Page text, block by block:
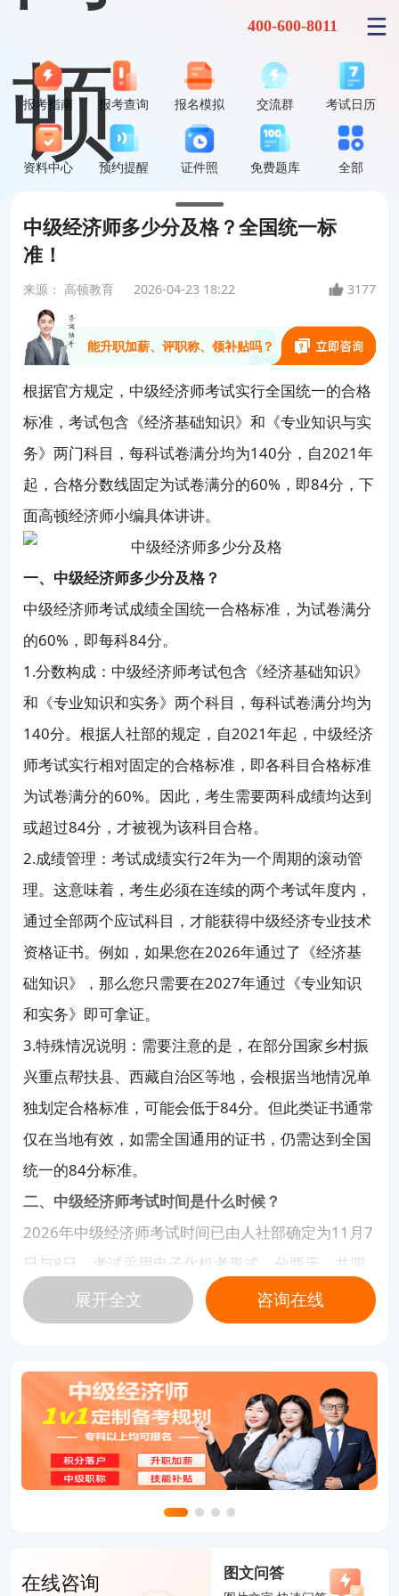
400-600-8011
报考指南 报考查询 报名模拟 交流群 考试日历
资料中心 预约提醒 证件照 免费题库 全部
中级经济师多少分及格？全国统一标
准！
来源： 高顿教育 2026-04-23 18:22 3177
中级经济师到底难不难？
能升职加薪、评职称、领补贴吗？
中级经济师选哪个专业最好考？
上班族怎么高效备考？
考过之后怎么领证、怎么评职称？
根据官方规定，中级经济师考试实行全国统一的合格
标准，考试包含《经济基础知识》和《专业知识与实
务》两门科目，每科试卷满分均为140分，自2021年
起，合格分数线固定为试卷满分的60%，即84分，下
面高顿经济师小编具体讲讲。
一、中级经济师多少分及格？
中级经济师考试成绩全国统一合格标准，为试卷满分
的60%，即每科84分。
1.分数构成：中级经济师考试包含《经济基础知识》
和《专业知识和实务》两个科目，每科试卷满分均为
140分。根据人社部的规定，自2021年起，中级经济
师考试实行相对固定的合格标准，即各科目合格标准
为试卷满分的60%。因此，考生需要两科成绩均达到
或超过84分，才被视为该科目合格。
2.成绩管理：考试成绩实行2年为一个周期的滚动管
理。这意味着，考生必须在连续的两个考试年度内，
通过全部两个应试科目，才能获得中级经济专业技术
资格证书。例如，如果您在2026年通过了《经济基
础知识》，那么您只需要在2027年通过《专业知识
和实务》即可拿证。
3.特殊情况说明：需要注意的是，在部分国家乡村振
兴重点帮扶县、西藏自治区等地，会根据当地情况单
独划定合格标准，可能会低于84分。但此类证书通常
仅在当地有效，如需全国通用的证书，仍需达到全国
统一的84分标准。
二、中级经济师考试时间是什么时候？
2026年中级经济师考试时间已由人社部确定为11月7
日与8日，考试采用电子化机考形式，分两天、共四
个批次进行。每天的上午和下午各安排一个批次，每
个批次内连续考两科。具体时间安排为：上午8:30-1
识和实务》；下午14:00-15:30考《经济基础知
识》，16:10-17:40考《专业知识和实务》。每科考
试时长90分钟，两科间隔40分钟。
考生具体参加哪一天的哪一个批次考试，是由报名系
统随机分配的，个人无法主动选择。因此，务必以准
一周左右及时登录中国人事考试网打印准考证，并提
展开全文 咨询在线
在线咨询 图文问答